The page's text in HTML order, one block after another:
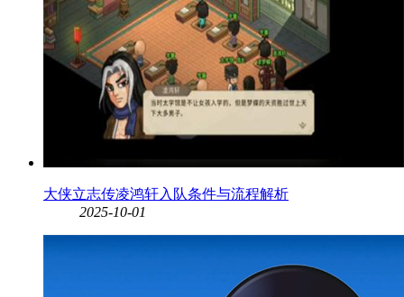
大侠立志传凌鸿轩入队条件与流程解析
2025-10-01